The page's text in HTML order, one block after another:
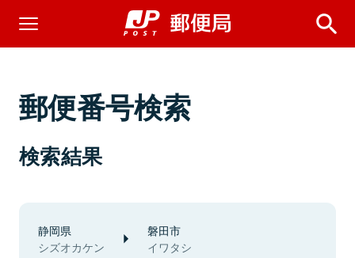
郵便番号検索
検索結果
静岡県
シズオカケン
磐田市
イワタシ